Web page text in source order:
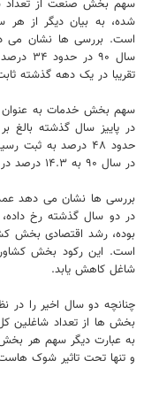
شده، به بیان دیگر از
است. بررسی ها نشان
سال
تقریبا در یک دهه گذشته
سهم بخش خدمات به عنوان
در سال ۹۰ به ۱۴.۳ درصد در سال ۱۴۰۱ رسیده است.
بررسی ها نشان می دهد
در دو سال گذشته رخ
بوده، رشد اقتصادی بخش
است. این رکود بخش
شاغل کاهش یابد.
چنانچه دو سال اخیر را در
بخش ها از تعداد شاغلین
به عبارت دیگر سهم هر بخش
و تنها تحت تاثیر شوک